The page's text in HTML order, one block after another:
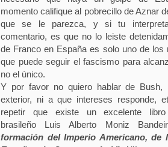
momento califique al pobrecillo de Aznar
que se le parezca, y si tu
comentario, es que no lo leiste
de Franco en España es solo uno de los
que puede seguir el fascismo para
no el único.
Y por favor no quiero hablar de Bush,
exterior, ni a que intereses responde,
repetir que existe un excelente
brasileño Luis Alberto Moniz
formación del Imperio Americano, de